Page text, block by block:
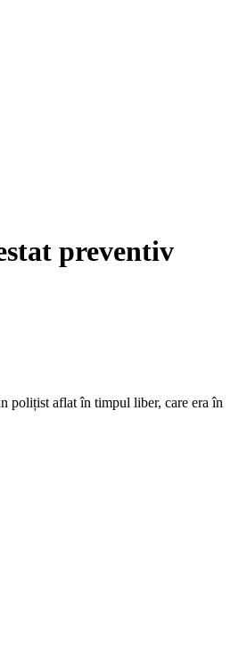
preventiv
polițist aflat în timpul liber, care era în